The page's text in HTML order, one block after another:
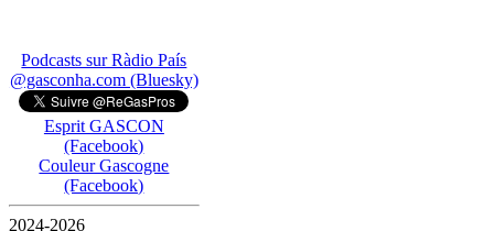
Podcasts sur Ràdio País
@gasconha.com (Bluesky)
Esprit GASCON
(Facebook)
Couleur Gascogne
(Facebook)
2024-2026